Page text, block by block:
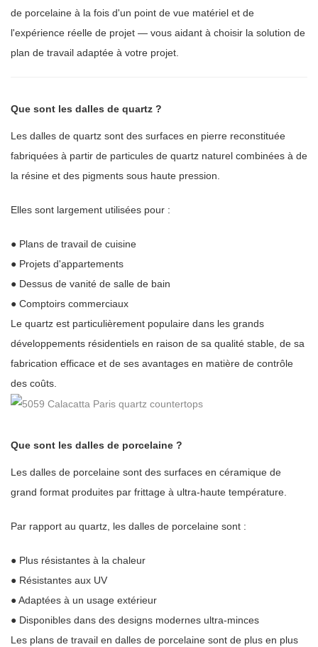
de porcelaine à la fois d'un point de vue matériel et de
l'expérience réelle de projet — vous aidant à choisir la solution de
plan de travail adaptée à votre projet.
Que sont les dalles de quartz ?
Les dalles de quartz sont des surfaces en pierre reconstituée
fabriquées à partir de particules de quartz naturel combinées à de
la résine et des pigments sous haute pression.
Elles sont largement utilisées pour :
● Plans de travail de cuisine
● Projets d'appartements
● Dessus de vanité de salle de bain
● Comptoirs commerciaux
Le quartz est particulièrement populaire dans les grands
développements résidentiels en raison de sa qualité stable, de sa
fabrication efficace et de ses avantages en matière de contrôle
des coûts.
Que sont les dalles de porcelaine ?
Les dalles de porcelaine sont des surfaces en céramique de
grand format produites par frittage à ultra-haute température.
Par rapport au quartz, les dalles de porcelaine sont :
● Plus résistantes à la chaleur
● Résistantes aux UV
● Adaptées à un usage extérieur
● Disponibles dans des designs modernes ultra-minces
Les plans de travail en dalles de porcelaine sont de plus en plus